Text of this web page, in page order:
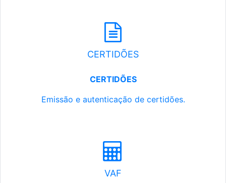
CERTIDÕES
CERTIDÕES
Emissão e autenticação de certidões.
VAF